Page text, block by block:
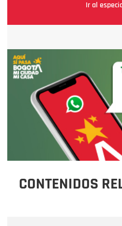
Ir al
CONTENIDOS